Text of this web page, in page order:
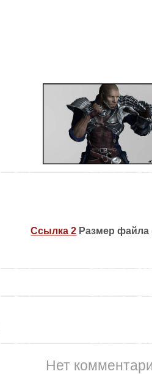
Ссылка 2 Размер файла
Нет